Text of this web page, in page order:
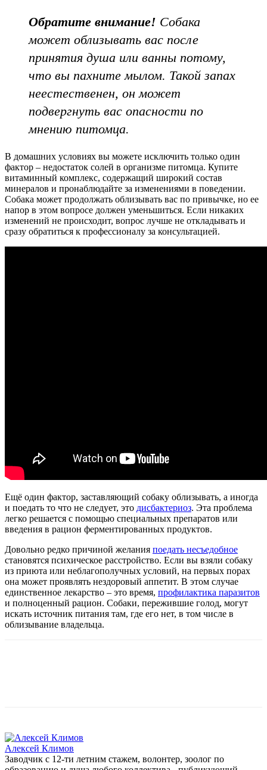
Обратите внимание! Собака
может облизывать вас после
принятия душа или ванны потому,
что вы пахните мылом. Такой запах
неестественен, он может
подвергнуть вас опасности по
мнению питомца.
В домашних условиях вы можете исключить только один
фактор – недостаток солей в организме питомца. Купите
витаминный комплекс, содержащий широкий состав
минералов и пронаблюдайте за изменениями в поведении.
Собака может продолжать облизывать вас по привычке, но ее
напор в этом вопросе должен уменьшиться. Если никаких
изменений не происходит, вопрос лучше не откладывать и
сразу обратиться к профессионалу за консультацией.
Ещё один фактор, заставляющий собаку облизывать, а иногда
и поедать то что не следует, это дисбактериоз. Эта проблема
легко решается с помощью специальных препаратов или
введения в рацион ферментированных продуктов.
Довольно редко причиной желания поедать несъедобное
становятся психическое расстройство. Если вы взяли собаку
из приюта или неблагополучных условий, на первых порах
она может проявлять нездоровый аппетит. В этом случае
единственное лекарство – это время, профилактика паразитов
и полноценный рацион. Собаки, пережившие голод, могут
искать источник питания там, где его нет, в том числе в
облизывание владельца.
Алексей Климов
Заводчик c 12-ти летним стажем, волонтер, зоолог по